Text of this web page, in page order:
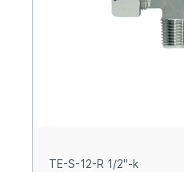
TE-S-12-R 1/2"-k